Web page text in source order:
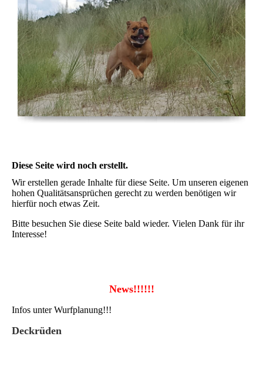
Diese Seite wird noch erstellt.
Wir erstellen gerade Inhalte für diese Seite. Um unseren eigenen
hohen Qualitätsansprüchen gerecht zu werden benötigen wir
hierfür noch etwas Zeit.
Bitte besuchen Sie diese Seite bald wieder. Vielen Dank für ihr
Interesse!
News!!!!!!
Infos unter Wurfplanung!!!
Deckrüden